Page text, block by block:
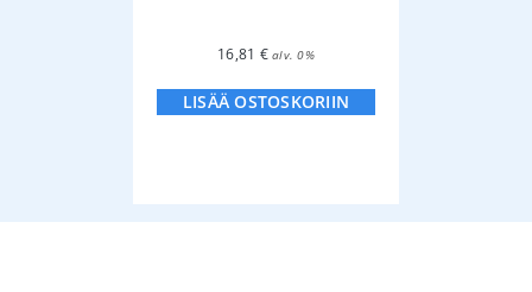
16,81 € alv. 0%
LISÄÄ OSTOSKORIIN